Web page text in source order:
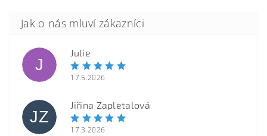
J
Julie
17.5.2026
JZ
Jiřina Zapletalová
17.3.2026